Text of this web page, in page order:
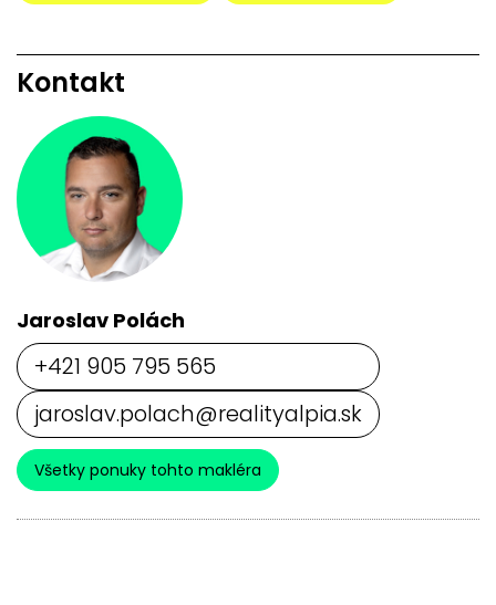
Kontakt
Jaroslav Polách
+421 905 795 565
jaroslav.polach@realityalpia.sk
Všetky ponuky tohto makléra